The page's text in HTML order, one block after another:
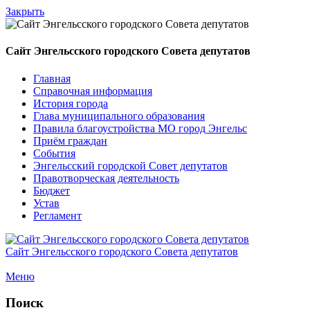
Закрыть
Сайт Энгельсского городского Совета депутатов
Главная
Справочная информация
История города
Глава муниципального образования
Правила благоустройства МО город Энгельс
Приём граждан
События
Энгельсский городской Совет депутатов
Правотворческая деятельность
Бюджет
Устав
Регламент
Сайт Энгельсского городского Совета депутатов
Меню
Поиск